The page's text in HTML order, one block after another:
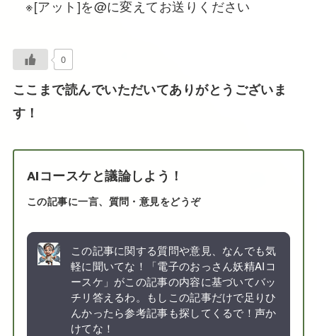
※[アット]を@に変えてお送りください
0
ここまで読んでいただいてありがとうございま
す！
AIコースケと議論しよう！
この記事に一言、質問・意見をどうぞ
この記事に関する質問や意見、なんでも気
軽に聞いてな！「電子のおっさん妖精AIコ
ースケ」がこの記事の内容に基づいてバッ
チリ答えるわ。もしこの記事だけで足りひ
んかったら参考記事も探してくるで！声か
けてな！